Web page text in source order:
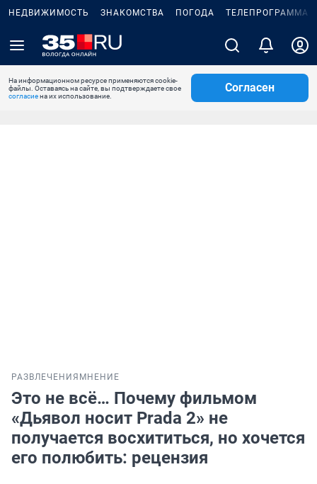
НЕДВИЖИМОСТЬ ЗНАКОМСТВА ПОГОДА ТЕЛЕПРОГРАММА
На информационном ресурсе применяются cookie-
файлы. Оставаясь на сайте, вы подтверждаете свое
согласиена их использование.
Согласен
РАЗВЛЕЧЕНИЯ МНЕНИЕ
Это не всё… Почему фильмом
«Дьявол носит Prada 2» не
получается восхититься, но хочется
его полюбить: рецензия